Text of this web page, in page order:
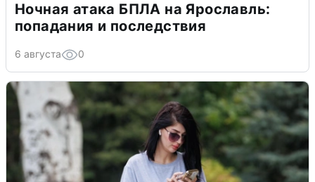
Ночная атака БПЛА на Ярославль:
попадания и последствия
6 августа 0